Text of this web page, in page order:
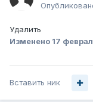
Удалить
Изменено 17
Вставить ник